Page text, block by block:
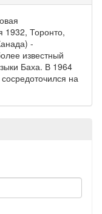
1932, Торонто,
-
известный
Баха. В 1964
на